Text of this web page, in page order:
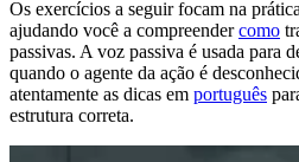
Os exercícios a seguir focam na
ajudando você a compreendercomo
passivas. A voz passiva é usada para
quando o agente da ação é
atentamente as dicas em português
estrutura correta.